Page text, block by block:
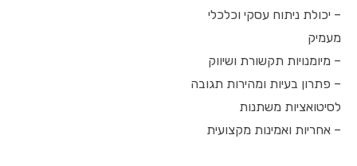
– יכולת ניתוח עסקי וכלכלי
מעמיק
– מיומנויות תקשורת ושיווק
– פתרון בעיות ומהירות תגובה
לסיטואציות משתנות
– אחריות ואמינות מקצועית